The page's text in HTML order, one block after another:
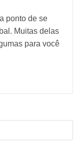
ponto de se
Muitas delas
para você
a